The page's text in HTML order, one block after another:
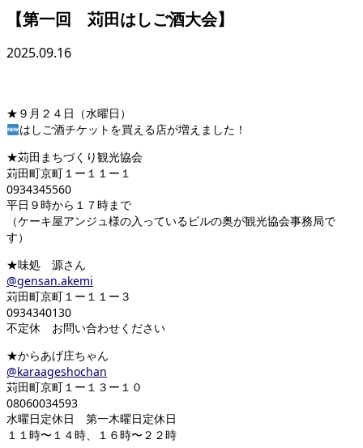
【第一回 苅田はしご酒大会】
2025.09.16
★９月２４日（水曜日）
はしご酒チケットを買える店が増えました！
★苅田まちづくり観光協会
苅田町京町１ー１１ー１
0934345560
平日９時から１７時まで
（ケーキ屋アンジュ様の入っているビルの奥が観光協会事務局で
す）
★味処 源さん
@gensan.akemi
苅田町京町１ー１１ー３
0934340130
不定休 お問い合わせください
★からあげ庄ちゃん
@karaageshochan
苅田町京町１ー１３ー１０
08060034593
水曜日定休日 第一木曜日定休日
１１時〜１４時、１６時〜２２時